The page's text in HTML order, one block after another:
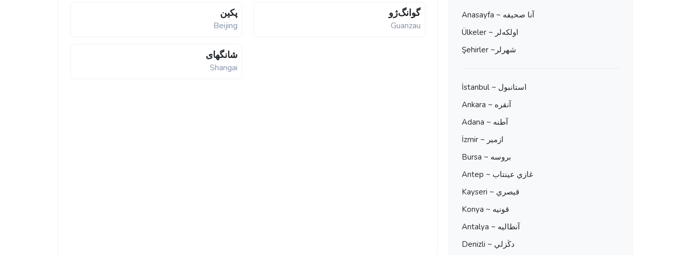
پکين
Beijing
گوانگ‌ژو
Guanzau
شانگهای
Shangai
Anasayfa ~ آنا صحيفه
Ülkeler ~ اولكه‌لر
Şehirler ~شهرلر
İstanbul ~ استانبول
Ankara ~ آنقره
Adana ~ آطنه
İzmir ~ ازمير
Bursa ~ بروسه
Antep ~ غازي عينتاب
Kayseri ~ قيصري
Konya ~ قونيه
Antalya ~ آنطاليه
Denizli ~ دڭزلي